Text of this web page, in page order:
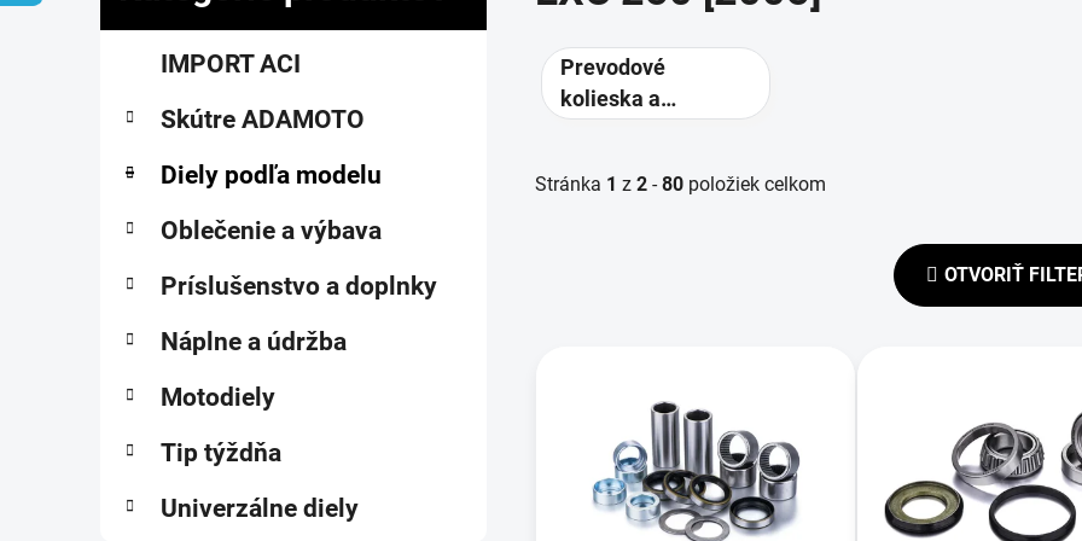
č
kategórieIMPORT ACI
Skútre ADAMOTO
Diely podľa modelu
Oblečenie a výbava
Príslušenstvo a doplnky
Náplne a údržba
Motodiely
Tip týždňa
Univerzálne diely
Prevodové
kolieska a
prevody
Stránka 1 z 2 -80 položiek celkom
OTVORIŤ